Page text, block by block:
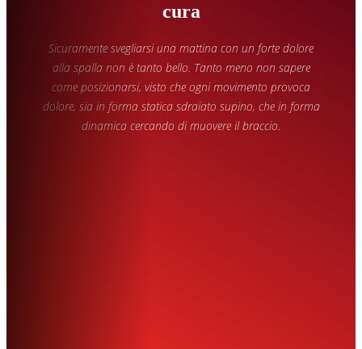
cura
Sicuramente svegliarsi una mattina con un forte dolore
alla spalla non è tanto bello. Tanto meno non sapere
come posizionarsi, visto che ogni movimento provoca
dolore, sia in forma statica sdraiato supino, che in forma
dinamica cercando di muovere il braccio.